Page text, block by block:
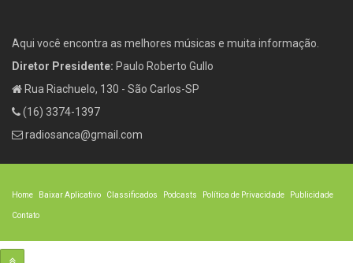
Aqui você encontra as melhores músicas e muita informação.
Diretor Presidente: Paulo Roberto Gullo
Rua Riachuelo, 130 - São Carlos-SP
(16) 3374-1397
radiosanca@gmail.com
Home Baixar Aplicativo Classificados Podcasts Política de Privacidade Publicidade
Contato